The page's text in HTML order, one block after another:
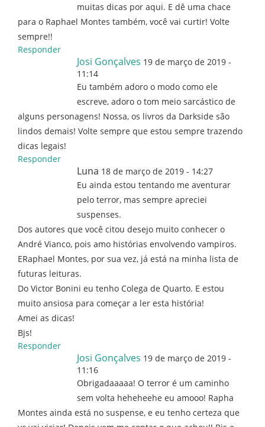
muitas dicas por aqui. E dê uma chace
para o Raphael Montes também, você vai curtir! Volte
sempre!!
Responder
Josi Gonçalves 19 de março de 2019 -
11:14
Eu também adoro o modo como ele
escreve, adoro o tom meio sarcástico de
alguns personagens! Nossa, os livros da Darkside são
lindos demais! Volte sempre que estou sempre trazendo
dicas legais!
Responder
Luna 18 de março de 2019 - 14:27
Eu ainda estou tentando me aventurar
pelo terror, mas sempre apreciei
suspenses.
Dos autores que você citou desejo muito conhecer o
André Vianco, pois amo histórias envolvendo vampiros.
ERaphael Montes, por sua vez, já está na minha lista de
futuras leituras.
Do Victor Bonini eu tenho Colega de Quarto. E estou
muito ansiosa para começar a ler esta história!
Amei as dicas!
Bjs!
Responder
Josi Gonçalves 19 de março de 2019 -
11:16
Obrigadaaaaa! O terror é um caminho
sem volta heheheehe eu amooo! Rapha
Montes ainda está no suspense, e eu tenho certeza que